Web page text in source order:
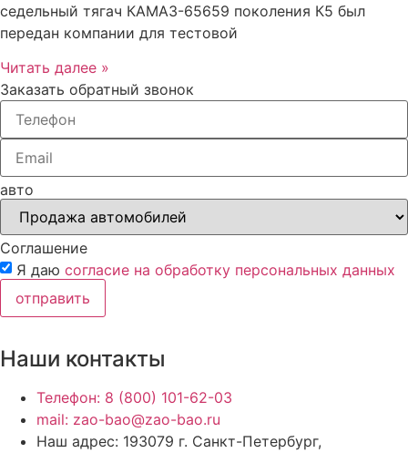
седельный тягач КАМАЗ-65659 поколения К5 был
передан компании для тестовой
Читать далее »
Заказать обратный звонок
авто
Соглашение
Я даю согласие на обработку персональных данных
отправить
Наши контакты
Телефон: 8 (800) 101-62-03
mail: zao-bao@zao-bao.ru
Наш адрес: 193079 г. Санкт-Петербург,